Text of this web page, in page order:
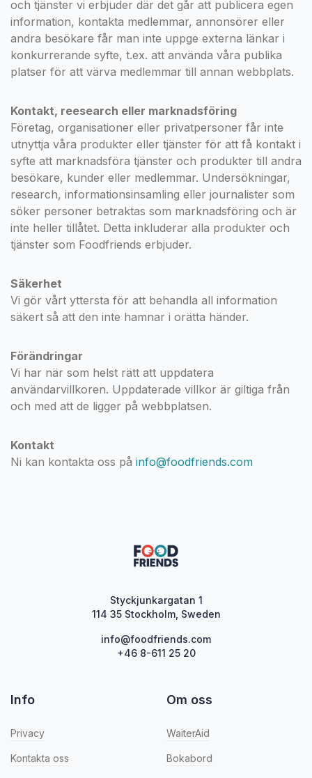
och tjänster vi erbjuder där det går att publicera egen
information, kontakta medlemmar, annonsörer eller
andra besökare får man inte uppge externa länkar i
konkurrerande syfte, t.ex. att använda våra publika
platser för att värva medlemmar till annan webbplats.
Kontakt, reesearch eller marknadsföring
Företag, organisationer eller privatpersoner får inte
utnyttja våra produkter eller tjänster för att få kontakt i
syfte att marknadsföra tjänster och produkter till andra
besökare, kunder eller medlemmar. Undersökningar,
research, informationsinsamling eller journalister som
söker personer betraktas som marknadsföring och är
inte heller tillåtet. Detta inkluderar alla produkter och
tjänster som Foodfriends erbjuder.
Säkerhet
Vi gör vårt yttersta för att behandla all information
säkert så att den inte hamnar i orätta händer.
Förändringar
Vi har när som helst rätt att uppdatera
användarvillkoren. Uppdaterade villkor är giltiga från
och med att de ligger på webbplatsen.
Kontakt
Ni kan kontakta oss på info@foodfriends.com
Styckjunkargatan 1
114 35 Stockholm, Sweden
info@foodfriends.com
+46 8-611 25 20
Info
Privacy
Kontakta oss
Om oss
WaiterAid
Bokabord